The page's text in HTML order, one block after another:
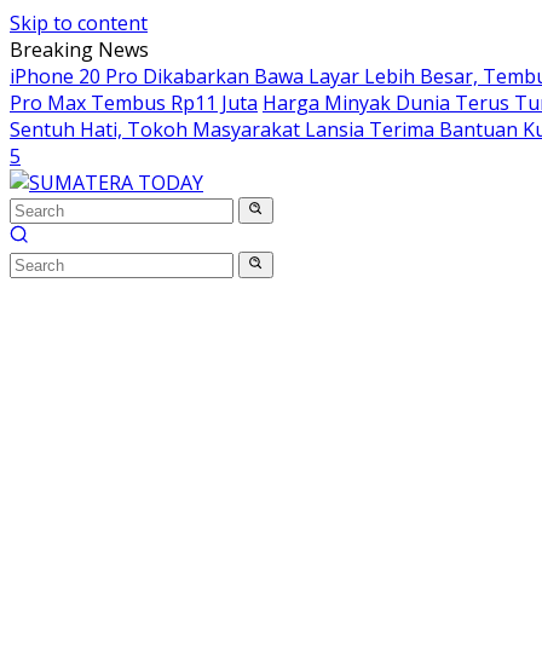
Skip to content
Breaking News
iPhone 20 Pro Dikabarkan Bawa Layar Lebih Besar,
Pro Max Tembus Rp11 Juta Harga Minyak Dunia Terus
Sentuh Hati, Tokoh Masyarakat Lansia Terima Bantuan
5